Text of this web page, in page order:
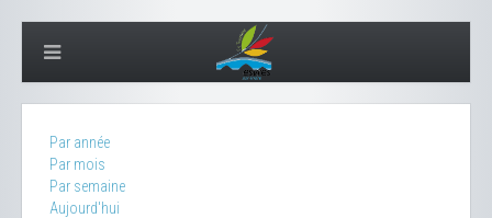
Par année
Par mois
Par semaine
Aujourd'hui